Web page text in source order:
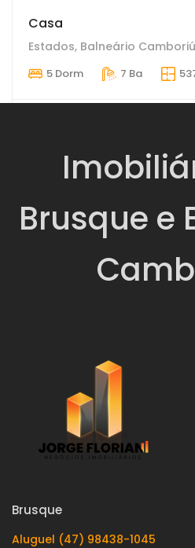
Casa
Estados, Balneário Camboriú
5 Dorm 7 Ba
Brusque e
Brusque
Aluguel (47) 98438-1045